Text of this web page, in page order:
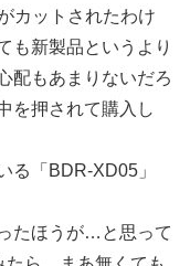
カットされたわけ
も新製品というより
配もあまりないだろ
を押されて購入し
る「BDR-XD05」
たほうが…と思って